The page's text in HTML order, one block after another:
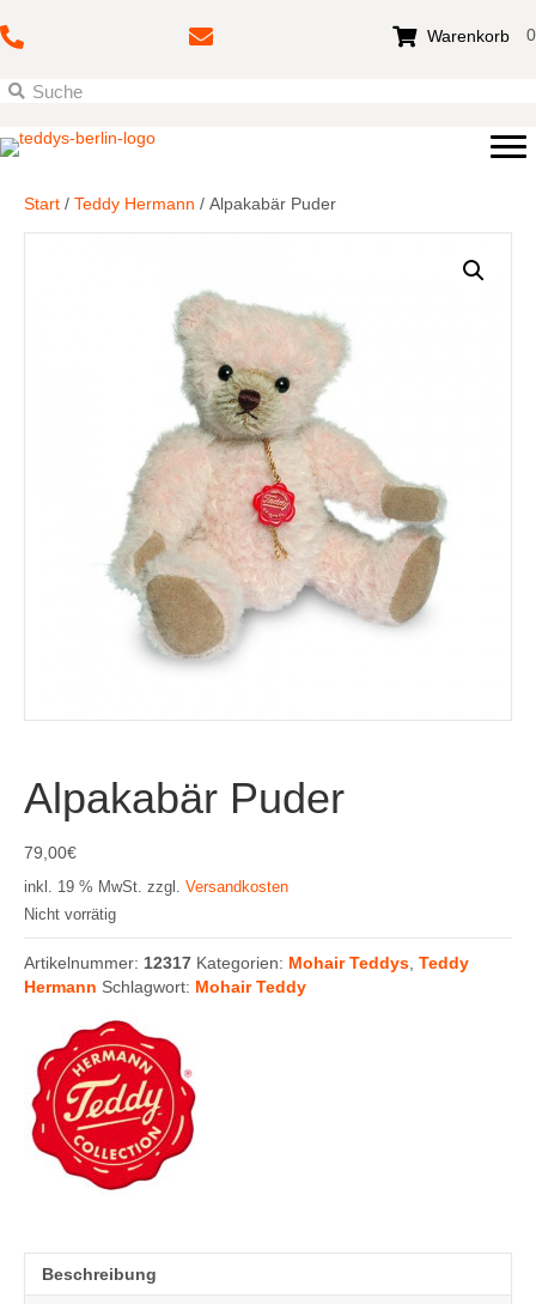
Warenkorb 0
Start / Teddy Hermann / Alpakabär Puder
Alpakabär Puder
79,00€
inkl. 19 % MwSt. zzgl. Versandkosten
Nicht vorrätig
Artikelnummer: 12317 Kategorien: Mohair Teddys Teddy
Hermann Schlagwort: Mohair Teddy
Beschreibung